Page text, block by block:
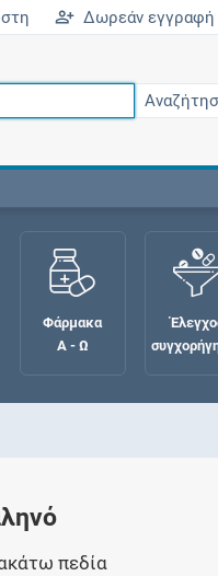
Δωρεάν εγγραφή
Φάρμακα
Α - Ω
πεδία